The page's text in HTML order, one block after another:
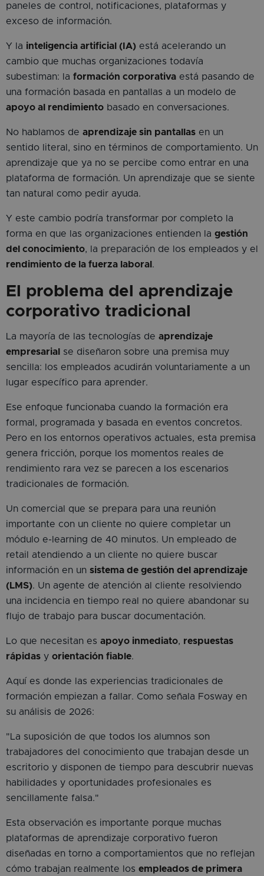
paneles de control, notificaciones, plataformas y
exceso de información.
Y la inteligencia artificial (IA) está acelerando un
cambio que muchas organizaciones todavía
subestiman: la formación corporativa está pasando de
una formación basada en pantallas a un modelo de
apoyo al rendimiento basado en conversaciones.
No hablamos de aprendizaje sin pantallas en un
sentido literal, sino en términos de comportamiento. Un
aprendizaje que ya no se percibe como entrar en una
plataforma de formación. Un aprendizaje que se siente
tan natural como pedir ayuda.
Y este cambio podría transformar por completo la
forma en que las organizaciones entienden la gestión
del conocimiento, la preparación de los empleados y el
rendimiento de la fuerza laboral .
El problema del aprendizaje
corporativo tradicional
La mayoría de las tecnologías de aprendizaje
empresarial
se diseñaron sobre una premisa muy
sencilla: los empleados acudirán voluntariamente a un
lugar específico para aprender.
Ese enfoque funcionaba cuando la formación era
formal, programada y basada en eventos concretos.
Pero en los entornos operativos actuales, esta premisa
genera fricción, porque los momentos reales de
rendimiento rara vez se parecen a los escenarios
tradicionales de formación.
Un comercial que se prepara para una reunión
importante con un cliente no quiere completar un
módulo e-learning de 40 minutos. Un empleado de
retail atendiendo a un cliente no quiere buscar
información en un sistema de gestión del aprendizaje
(LMS). Un agente de atención al cliente resolviendo
una incidencia en tiempo real no quiere abandonar su
flujo de trabajo para buscar documentación.
Lo que necesitan es apoyo inmediato, respuestas
rápidas y orientación fiable.
Aquí es donde las experiencias tradicionales de
formación empiezan a fallar. Como señala Fosway en
su análisis de 2026:
"La suposición de que todos los alumnos son
trabajadores del conocimiento que trabajan desde un
escritorio y disponen de tiempo para descubrir nuevas
habilidades y oportunidades profesionales es
sencillamente falsa."
Esta observación es importante porque muchas
plataformas de aprendizaje corporativo fueron
diseñadas en torno a comportamientos que no reflejan
cómo trabajan realmente los empleados de primera